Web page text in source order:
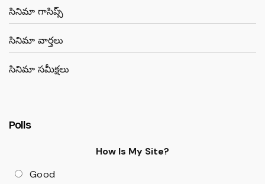
సినిమా గాసిప్స్
సినిమా వార్తలు
సినిమా సమీక్షలు
Polls
How Is My Site?
Good